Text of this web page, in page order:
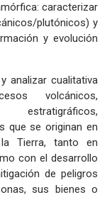
caracterizar
plutónicos) y
y evolución
analizar cualitativa
volcánicos,
estratigráficos,
que se originan en
Tierra, tanto en
con el desarrollo
de peligros
sus bienes o